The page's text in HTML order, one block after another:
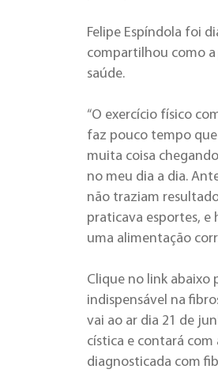
Felipe Espíndola foi
compartilhou como
saúde.
“O exercício físico
faz pouco tempo que
muita coisa
no meu dia a dia.
não traziam
praticava esportes,
uma alimentação
Clique no link abaixo
indispensável na
vai ao ar dia 21 de
cística e contará
diagnosticada com